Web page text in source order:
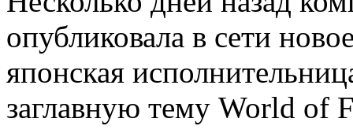
опубликовала в сети
японская
заглавную тему World of